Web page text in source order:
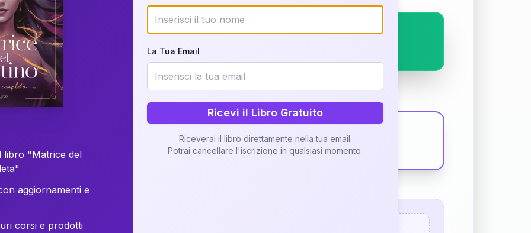
Richiedi Interpretazione
✨ Interpretazione personalizzata
Scopri il Libro
gratuita
libro "Matrice del
aggiornamenti e
corsi e prodotti
La Tua Email
Ricevi il Libro Gratuito
Riceverai il libro direttamente nella tua email.
Potrai cancellare l'iscrizione in qualsiasi momento.